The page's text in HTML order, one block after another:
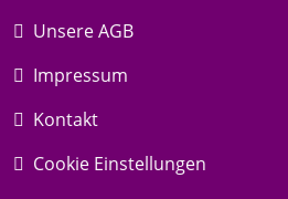
Unsere AGB
Impressum
Kontakt
Cookie Einstellungen